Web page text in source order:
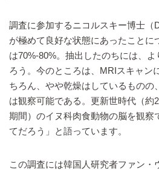
調査に参加するニコルスキー博士（
が極めて良好な状態にあったことに
は70%-80%。抽出したのちには、
ろう。今のところは、MRIスキャン
ちろん、やや乾燥はしているものの
は観察可能である。更新世時代（約
期間）のイヌ科肉食動物の脳を観察
てだろう」と語っています。
この調査には韓国人研究者ファン・